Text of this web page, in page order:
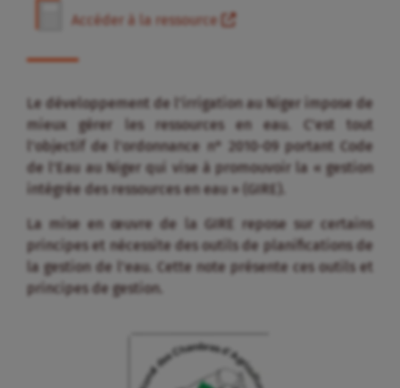
Accéder à la ressource
Le développement de l’irrigation au Niger impose de
mieux gérer les ressources en eau. C’est tout
l’objectif de l’ordonnance n° 2010-09 portant Code
de l’Eau au Niger qui vise à promouvoir la « gestion
intégrée des ressources en eau » (GIRE).
La mise en œuvre de la GIRE repose sur certains
principes et nécessite des outils de planifications de
la gestion de l’eau. Cette note présente ces outils et
principes de gestion.